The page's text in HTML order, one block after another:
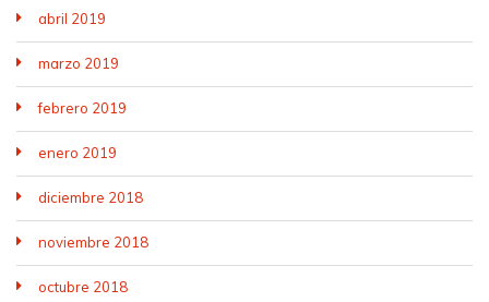
abril 2019
marzo 2019
febrero 2019
enero 2019
diciembre 2018
noviembre 2018
octubre 2018